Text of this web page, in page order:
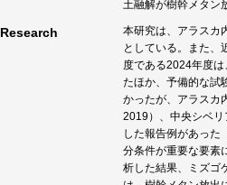
土融解が樹幹メタン
本研究は、アラスカ
としている。また、
度である2024年度
たほか、予備的な試
かったが、アラスカ
2019）、中央シベ
した報告例があった
分条件が重要な要素
析した結果、ミズゴ